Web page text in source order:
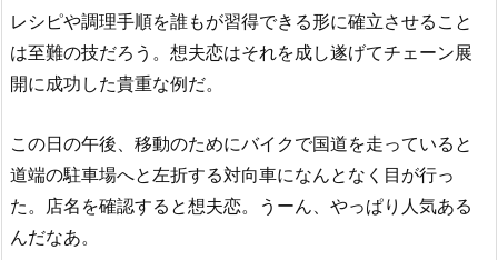
レシピや調理手順を誰もが習得できる形に確立させること
は至難の技だろう。想夫恋はそれを成し遂げてチェーン展
開に成功した貴重な例だ。
この日の午後、移動のためにバイクで国道を走っていると
道端の駐車場へと左折する対向車になんとなく目が行っ
た。店名を確認すると想夫恋。うーん、やっぱり人気ある
んだなあ。